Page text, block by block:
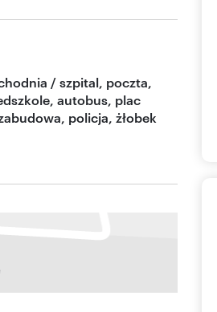
/ szpital, poczta,
autobus, plac
policja, żłobek